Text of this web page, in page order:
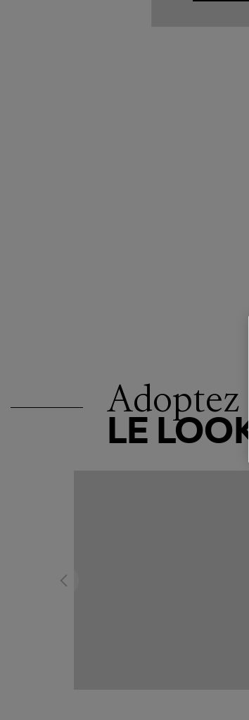
Adoptez
LE LOOK